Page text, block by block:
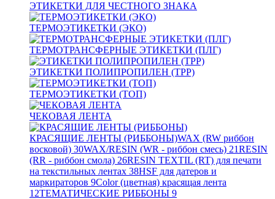
ЭТИКЕТКИ ДЛЯ ЧЕСТНОГО ЗНАКА
ТЕРМОЭТИКЕТКИ (ЭКО)
ТЕРМОТРАНСФЕРНЫЕ ЭТИКЕТКИ (ПЛГ)
ЭТИКЕТКИ ПОЛИПРОПИЛЕН (TPP)
ТЕРМОЭТИКЕТКИ (ТОП)
ЧЕКОВАЯ ЛЕНТА
КРАСЯЩИЕ ЛЕНТЫ (РИББОНЫ)WAX (RW риббон
восковой) 30WAX/RESIN (WR - риббон смесь) 21RESIN
(RR - риббон смола) 26RESIN TEXTIL (RT) для печати
на текстильных лентах 38HSF для датеров и
маркираторов 9Color (цветная) красящая лента
12ТЕМАТИЧЕСКИЕ РИББОНЫ 9